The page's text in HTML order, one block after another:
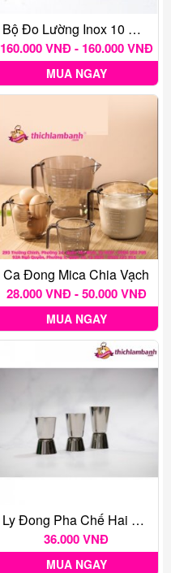
Bộ Đo Lường Inox 10 Muỗng Tsp/cup
160.000 VNĐ - 160.000 VNĐ
MUA NGAY
Ca Đong Mica Chia Vạch
28.000 VNĐ - 50.000 VNĐ
MUA NGAY
Ly Đong Pha Chế Hai Đầu Inox 20/40 Cc
36.000 VNĐ
MUA NGAY